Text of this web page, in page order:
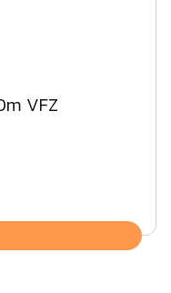
VFZ